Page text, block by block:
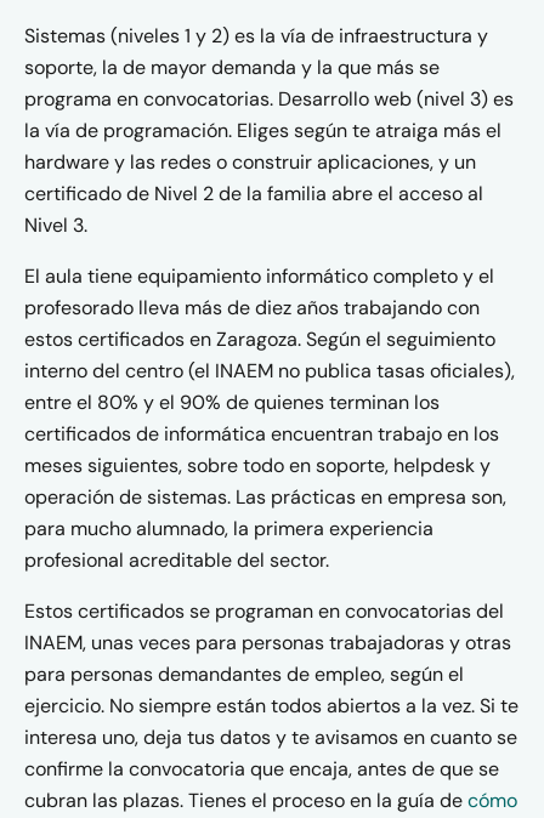
Sistemas (niveles 1 y 2) es la vía de infraestructura y
soporte, la de mayor demanda y la que más se
programa en convocatorias. Desarrollo web (nivel 3) es
la vía de programación. Eliges según te atraiga más el
hardware y las redes o construir aplicaciones, y un
certificado de Nivel 2 de la familia abre el acceso al
Nivel 3.
El aula tiene equipamiento informático completo y el
profesorado lleva más de diez años trabajando con
estos certificados en Zaragoza. Según el seguimiento
interno del centro (el INAEM no publica tasas oficiales),
entre el 80% y el 90% de quienes terminan los
certificados de informática encuentran trabajo en los
meses siguientes, sobre todo en soporte, helpdesk y
operación de sistemas. Las prácticas en empresa son,
para mucho alumnado, la primera experiencia
profesional acreditable del sector.
Estos certificados se programan en convocatorias del
INAEM, unas veces para personas trabajadoras y otras
para personas demandantes de empleo, según el
ejercicio. No siempre están todos abiertos a la vez. Si te
interesa uno, deja tus datos y te avisamos en cuanto se
confirme la convocatoria que encaja, antes de que se
cubran las plazas. Tienes el proceso en la guía decómo